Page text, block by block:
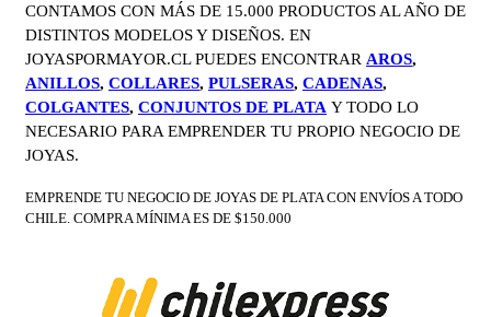
CONTAMOS CON MÁS DE 15.000 PRODUCTOS AL AÑO DE
DISTINTOS MODELOS Y DISEÑOS. EN
JOYASPORMAYOR.CL PUEDES ENCONTRAR AROS,
ANILLOS, COLLARES, PULSERAS, CADENAS,
COLGANTES, CONJUNTOS DE PLATA Y TODO LO
NECESARIO PARA EMPRENDER TU PROPIO NEGOCIO DE
JOYAS.
EMPRENDE TU NEGOCIO DE JOYAS DE PLATA CON ENVÍOS A TODO
CHILE. COMPRA MÍNIMA ES DE $150.000